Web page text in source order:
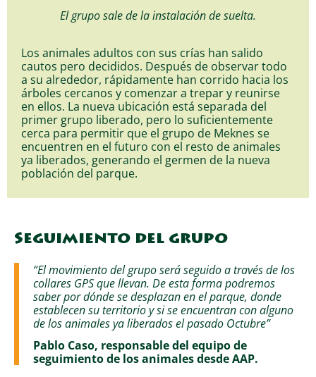
El grupo sale de la instalación de suelta.
Los animales adultos con sus crías han salido
cautos pero decididos. Después de observar todo
a su alrededor, rápidamente han corrido hacia los
árboles cercanos y comenzar a trepar y reunirse
en ellos. La nueva ubicación está separada del
primer grupo liberado, pero lo suficientemente
cerca para permitir que el grupo de Meknes se
encuentren en el futuro con el resto de animales
ya liberados, generando el germen de la nueva
población del parque.
Seguimiento del grupo
“El movimiento del grupo será seguido a través de los
collares GPS que llevan. De esta forma podremos
saber por dónde se desplazan en el parque, donde
establecen su territorio y si se encuentran con alguno
de los animales ya liberados el pasado Octubre”
Pablo Caso, responsable del equipo de
seguimiento de los animales desde AAP.